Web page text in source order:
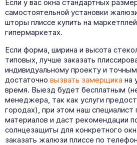
Если у вас окна стандартных
самостоятельной установки
шторы плиссе купить на
гипермаркетах.
Если форма, ширина и высота
типовых, лучше заказать
индивидуальному проекту и
достаточно вызвать замерщика на
время. Выезд будет бесплатным
менеджера, так как услуги
городах), при этом наш
материалов и даст рекомендации
солнцезащиты для конкретного
заказать жалюзи плиссе по